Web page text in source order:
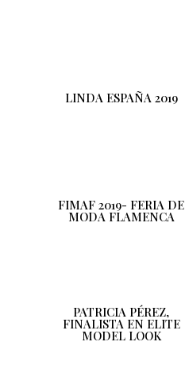
LINDA ESPAÑA 2019
FIMAF 2019- FERIA DE
MODA FLAMENCA
PATRICIA PÉREZ,
FINALISTA EN ELITE
MODEL LOOK